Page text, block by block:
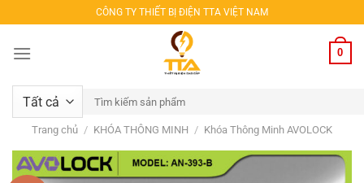
qua
nội
CÔNG TY THIẾT BỊ ĐIỆN TTA VIỆT NAM
0
Tìm
kiếm:
Trang chủ / KHÓA THÔNG MINH / Khóa Thông Minh AVOLOCK